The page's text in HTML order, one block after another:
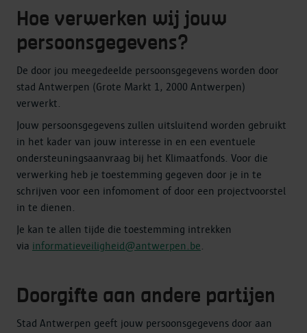
Hoe verwerken wij jouw
persoonsgegevens?
De door jou meegedeelde persoonsgegevens worden door
stad Antwerpen (Grote Markt 1, 2000 Antwerpen)
verwerkt.
Jouw persoonsgegevens zullen uitsluitend worden gebruikt
in het kader van jouw interesse in en een eventuele
ondersteuningsaanvraag bij het Klimaatfonds. Voor die
verwerking heb je toestemming gegeven door je in te
schrijven voor een infomoment of door een projectvoorstel
in te dienen.
Je kan te allen tijde die toestemming intrekken
via informatieveiligheid@antwerpen.be.
Doorgifte aan andere partijen
Stad Antwerpen geeft jouw persoonsgegevens door aan